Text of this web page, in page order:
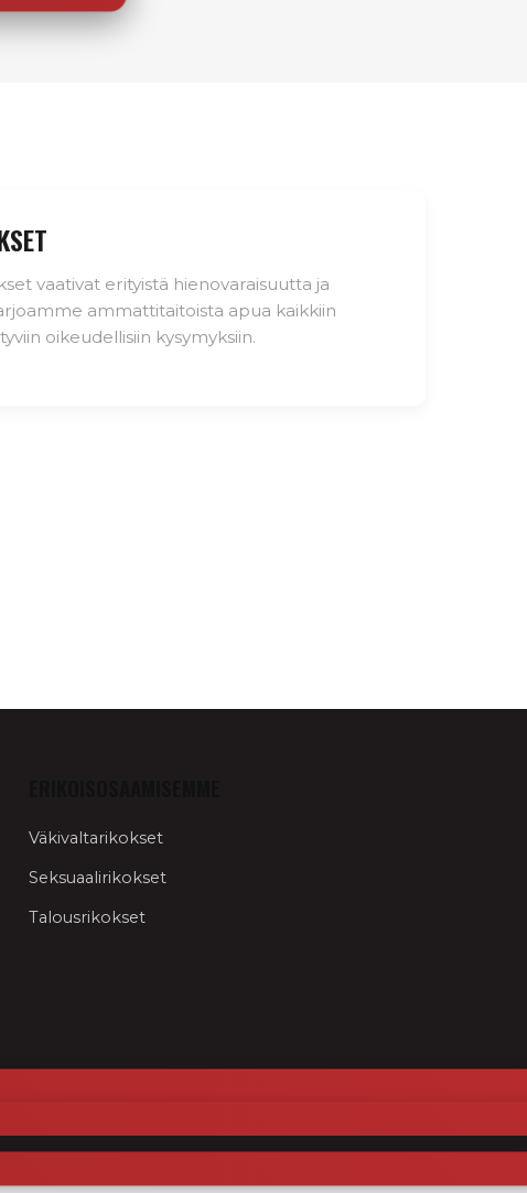
vaativat erityistä hienovaraisuutta ja
ammattitaitoista apua kaikkiin
oikeudellisiin kysymyksiin.
Väkivaltarikokset
Seksuaalirikokset
Talousrikokset